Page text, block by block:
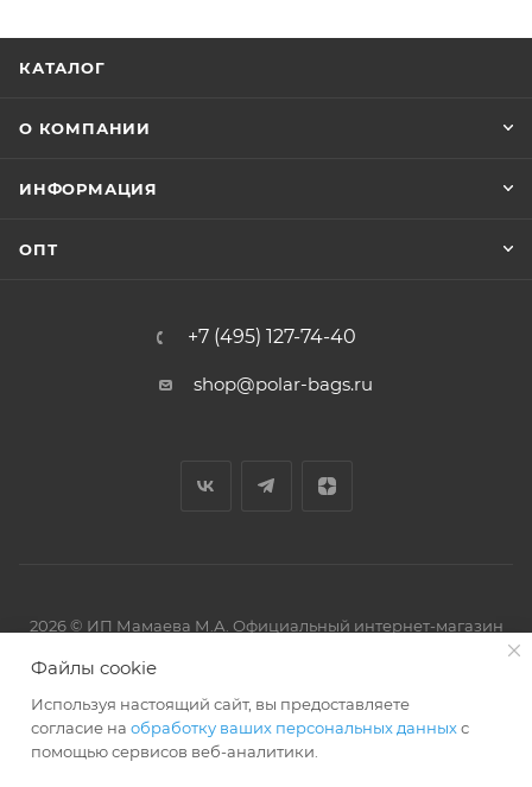
КАТАЛОГ
О КОМПАНИИ
ИНФОРМАЦИЯ
ОПТ
+7 (495) 127-74-40
shop@polar-bags.ru
2026 © ИП Мамаева М.А. Официальный интернет-магазин
Файлы cookie
Используя настоящий сайт, вы предоставляете
согласие на обработку ваших персональных данныхс
помощью сервисов веб-аналитики.